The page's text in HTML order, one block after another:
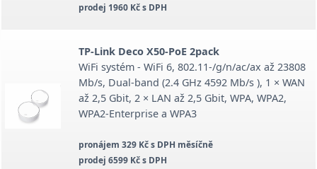
prodej 1960 Kč s DPH
TP-Link Deco X50-PoE 2pack
WiFi systém - WiFi 6, 802.11-/g/n/ac/ax až 23808
Mb/s, Dual-band (2.4 GHz 4592 Mb/s ), 1 × WAN
až 2,5 Gbit, 2 × LAN až 2,5 Gbit, WPA, WPA2,
WPA2-Enterprise a WPA3
pronájem 329 Kč s DPH měsíčně
prodej 6599 Kč s DPH